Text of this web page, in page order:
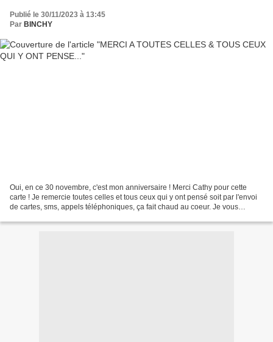
Publié le 30/11/2023 à 13:45
Par BINCHY
Oui, en ce 30 novembre, c'est mon anniversaire ! Merci Cathy pour cette
carte ! Je remercie toutes celles et tous ceux qui y ont pensé soit par l'envoi
de cartes, sms, appels téléphoniques, ça fait chaud au coeur. Je vous